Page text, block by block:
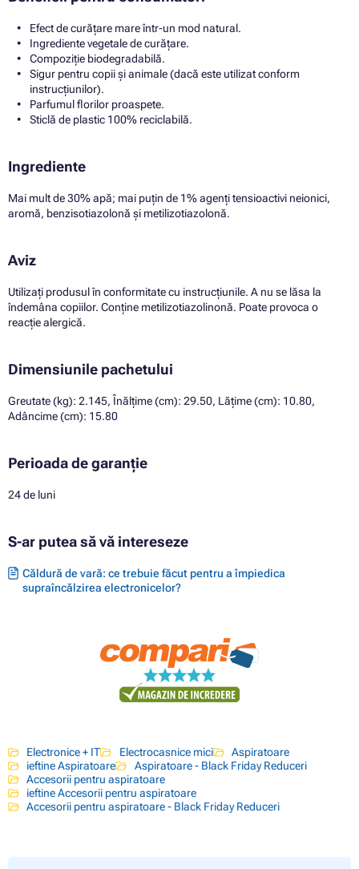
Efect de curățare mare într-un mod natural.
Ingrediente vegetale de curățare.
Compoziție biodegradabilă.
Sigur pentru copii și animale (dacă este utilizat conform
instrucțiunilor).
Parfumul florilor proaspete.
Sticlă de plastic 100% reciclabilă.
Ingrediente
Mai mult de 30% apă; mai puțin de 1% agenți tensioactivi neionici,
aromă, benzisotiazolonă și metilizotiazolonă.
Aviz
Utilizați produsul în conformitate cu instrucțiunile. A nu se lăsa la
îndemâna copiilor. Conține metilizotiazolinonă. Poate provoca o
reacție alergică.
Dimensiunile pachetului
Greutate (kg): 2.145, Înălțime (cm): 29.50, Lățime (cm): 10.80,
Adâncime (cm): 15.80
Perioada de garanție
24 de luni
S-ar putea să vă intereseze
Căldură de vară: ce trebuie făcut pentru a împiedica
supraîncălzirea electronicelor?
Electronice + IT Electrocasnice mici
Aspiratoare
ieftine Aspiratoare
Aspiratoare - Black Friday Reduceri
Accesorii pentru aspiratoare
ieftine Accesorii pentru aspiratoare
Accesorii pentru aspiratoare - Black Friday Reduceri